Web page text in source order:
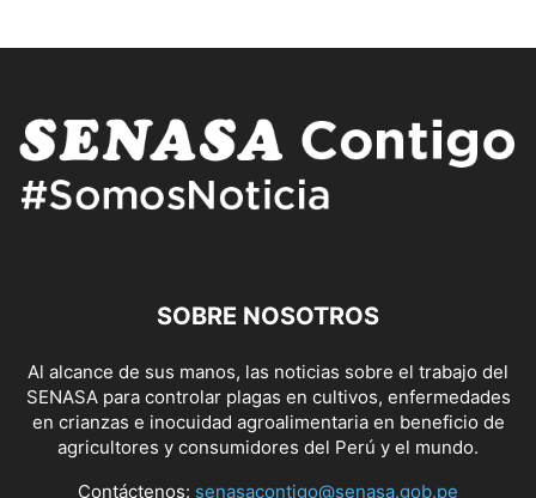
SOBRE NOSOTROS
Al alcance de sus manos, las noticias sobre el trabajo del
SENASA para controlar plagas en cultivos, enfermedades
en crianzas e inocuidad agroalimentaria en beneficio de
agricultores y consumidores del Perú y el mundo.
Contáctenos: senasacontigo@senasa.gob.pe